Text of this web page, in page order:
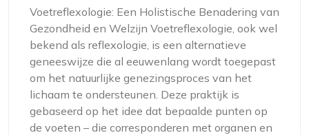
Voetreflexologie: Een Holistische Benadering van
Gezondheid en Welzijn Voetreflexologie, ook wel
bekend als reflexologie, is een alternatieve
geneeswijze die al eeuwenlang wordt toegepast
om het natuurlijke genezingsproces van het
lichaam te ondersteunen. Deze praktijk is
gebaseerd op het idee dat bepaalde punten op
de voeten – die corresponderen met organen en